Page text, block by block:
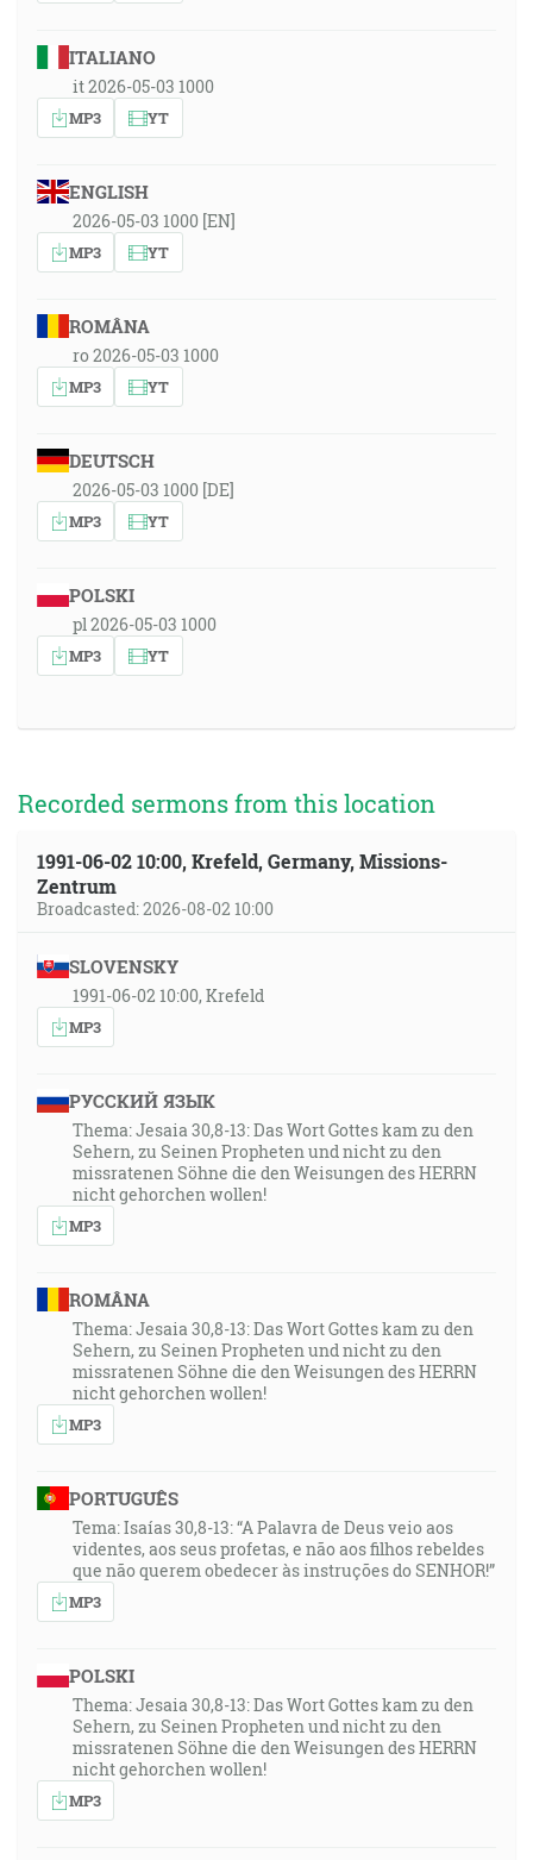
ITALIANO
it 2026-05-03 1000
MP3 YT
ENGLISH
2026-05-03 1000 [EN]
MP3 YT
ROMÂNA
ro 2026-05-03 1000
MP3 YT
DEUTSCH
2026-05-03 1000 [DE]
MP3 YT
POLSKI
pl 2026-05-03 1000
MP3 YT
Recorded sermons from this location
1991-06-02 10:00, Krefeld, Germany, Missions-
Zentrum
Broadcasted: 2026-08-02 10:00
SLOVENSKY
1991-06-02 10:00, Krefeld
MP3
РУССКИЙ ЯЗЫК
Thema: Jesaia 30,8-13: Das Wort Gottes kam zu den
Sehern, zu Seinen Propheten und nicht zu den
missratenen Söhne die den Weisungen des HERRN
nicht gehorchen wollen!
MP3
ROMÂNA
Thema: Jesaia 30,8-13: Das Wort Gottes kam zu den
Sehern, zu Seinen Propheten und nicht zu den
missratenen Söhne die den Weisungen des HERRN
nicht gehorchen wollen!
MP3
PORTUGUÊS
Tema: Isaías 30,8-13: “A Palavra de Deus veio aos
videntes, aos seus profetas, e não aos filhos rebeldes
que não querem obedecer às instruções do SENHOR!”
MP3
POLSKI
Thema: Jesaia 30,8-13: Das Wort Gottes kam zu den
Sehern, zu Seinen Propheten und nicht zu den
missratenen Söhne die den Weisungen des HERRN
nicht gehorchen wollen!
MP3